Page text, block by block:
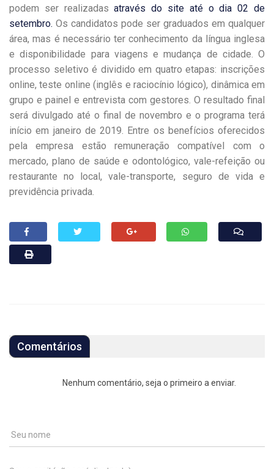
podem ser realizadasatravés do site até o dia 02 de
setembro. Os candidatos pode ser graduados em qualquer
área, mas é necessário ter conhecimento da língua inglesa
e disponibilidade para viagens e mudança de cidade. O
processo seletivo é dividido em quatro etapas: inscrições
online, teste online (inglês e raciocínio lógico), dinâmica em
grupo e painel e entrevista com gestores. O resultado final
será divulgado até o final de novembro e o programa terá
início em janeiro de 2019. Entre os benefícios oferecidos
pela empresa estão remuneração compatível com o
mercado, plano de saúde e odontológico, vale-refeição ou
restaurante no local, vale-transporte, seguro de vida e
previdência privada.
Comentários
Nenhum comentário, seja o primeiro a enviar.